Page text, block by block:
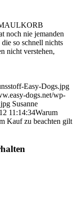
nie jemanden
so schnell nichts
nicht verstehen,
Easy-Dogs.jpg
dogs.net/wp-
Susanne
11:14:34Warum
Kauf zu beachten gilt